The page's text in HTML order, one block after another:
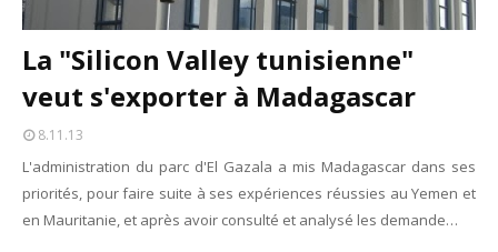
La "Silicon Valley tunisienne"
veut s'exporter à Madagascar
8.11.13
L'administration du parc d'El Gazala a mis Madagascar dans ses
priorités, pour faire suite à ses expériences réussies au Yemen et
en Mauritanie, et après avoir consulté et analysé les demande…